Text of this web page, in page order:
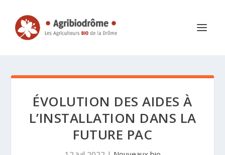
ÉVOLUTION DES AIDES À
L’INSTALLATION DANS LA
FUTURE PAC